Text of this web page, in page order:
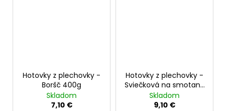
Hotovky z plechovky -
Boršč 400g
Skladom
7,10 €
Hotovky z plechovky -
Sviečková na smotane
s hovädzím mäsom
400g
Skladom
9,10 €